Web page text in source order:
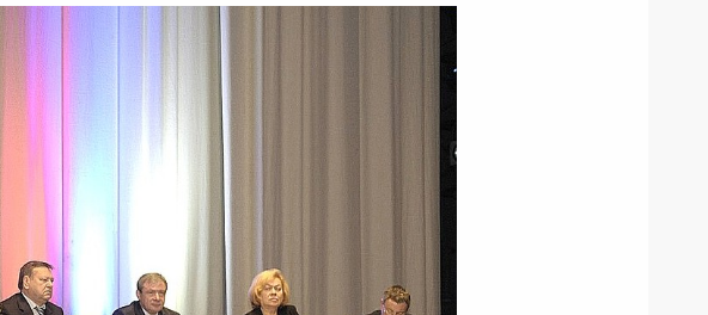
на решение
Администрации